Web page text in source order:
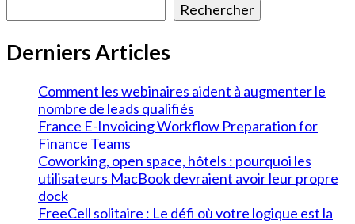
Rechercher
Derniers Articles
Comment les webinaires aident à augmenter le
nombre de leads qualifiés
France E-Invoicing Workflow Preparation for
Finance Teams
Coworking, open space, hôtels : pourquoi les
utilisateurs MacBook devraient avoir leur propre
dock
FreeCell solitaire : Le défi où votre logique est la